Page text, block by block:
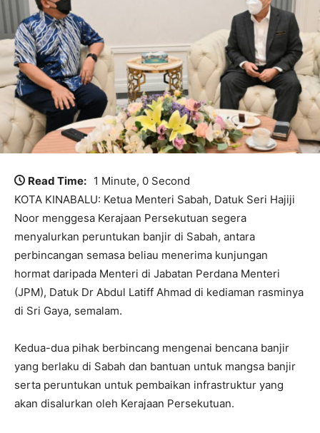
Read Time: 1 Minute, 0 Second
KOTA KINABALU: Ketua Menteri Sabah, Datuk Seri Hajiji
Noor menggesa Kerajaan Persekutuan segera
menyalurkan peruntukan banjir di Sabah, antara
perbincangan semasa beliau menerima kunjungan
hormat daripada Menteri di Jabatan Perdana Menteri
(JPM), Datuk Dr Abdul Latiff Ahmad di kediaman rasminya
di Sri Gaya, semalam.
Kedua-dua pihak berbincang mengenai bencana banjir
yang berlaku di Sabah dan bantuan untuk mangsa banjir
serta peruntukan untuk pembaikan infrastruktur yang
akan disalurkan oleh Kerajaan Persekutuan.